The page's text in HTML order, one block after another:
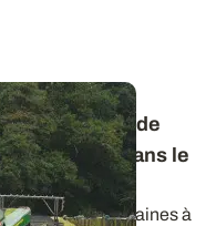
l’ensilage de
évolue dans le
quelques semaines à